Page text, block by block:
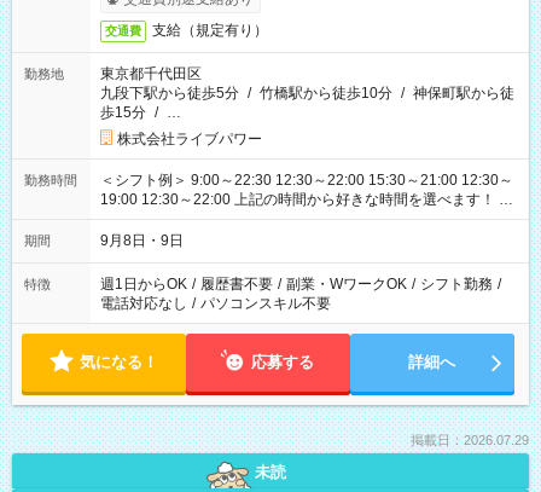
交通費 支給（規定有り）
勤務地
東京都千代田区
九段下駅から徒歩5分 / 竹橋駅から徒歩10分 / 神保町駅から徒
歩15分 / …
株式会社ライブパワー
勤務時間
＜シフト例＞ 9:00～22:30 12:30～22:00 15:30～21:00 12:30～
19:00 12:30～22:00 上記の時間から好きな時間を選べます！ ※
時間は変更となる可能性があります
期間 9月8日・9日
特徴 週1日からOK / 履歴書不要 / 副業・WワークOK / シフト勤務 /
電話対応なし / パソコンスキル不要
気になる！ 応募する 詳細へ
掲載日：2026.07.29
未読